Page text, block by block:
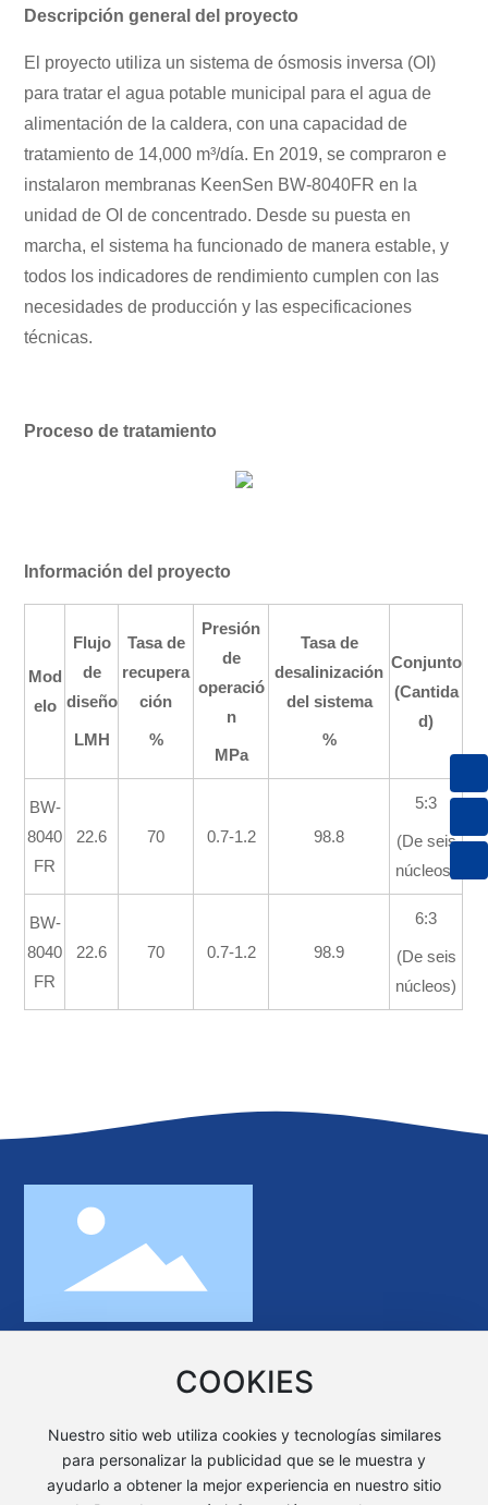
COOKIES
Nuestro sitio web utiliza cookies y tecnologías similares
para personalizar la publicidad que se le muestra y
ayudarlo a obtener la mejor experiencia en nuestro sitio
sales@keensen.com
86 731 89972869
Descripción general del proyecto
El proyecto utiliza un sistema de ósmosis inversa (OI)
para tratar el agua potable municipal para el agua de
alimentación de la caldera, con una capacidad de
tratamiento de 14,000 m³/día. En 2019, se compraron e
instalaron membranas KeenSen BW-8040FR en la
unidad de OI de concentrado. Desde su puesta en
marcha, el sistema ha funcionado de manera estable, y
todos los indicadores de rendimiento cumplen con las
necesidades de producción y las especificaciones
técnicas.
Proceso de tratamiento
Información del proyecto
Mod
elo
Flujo
de
diseño
LMH
Tasa de
recupera
ción
%
Presión
de
operació
n
MPa
Tasa de
desalinización
del sistema
%
Conjunto
(Cantida
d)
BW-
8040
FR
22.6 70 0.7-1.2 98.8
5:3
(De seis
núcleos)
BW-
8040
FR
22.6 70 0.7-1.2 98.9
6:3
(De seis
núcleos)
Xiangjiang, Changsha, Hunan, China 410221
+86 731 89972869
Correo electrónico:sales@keensen.com